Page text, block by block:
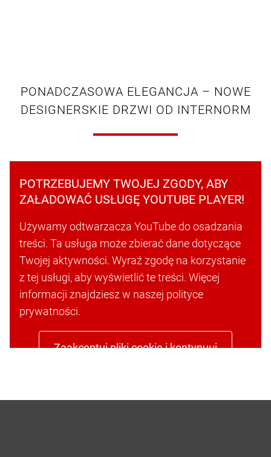
PONADCZASOWA ELEGANCJA – NOWE
DESIGNERSKIE DRZWI OD INTERNORM
POTRZEBUJEMY TWOJEJ ZGODY, ABY
ZAŁADOWAĆ USŁUGĘ YOUTUBE PLAYER!
Używamy odtwarzacza YouTube do osadzania
treści. Ta usługa może zbierać dane dotyczące
Twojej aktywności. Wyraź zgodę na korzystanie
z tej usługi, aby wyświetlić te treści. Więcej
informacji znajdziesz w naszej polityce
prywatności.
Zaakceptuj pliki cookie i kontynuuj